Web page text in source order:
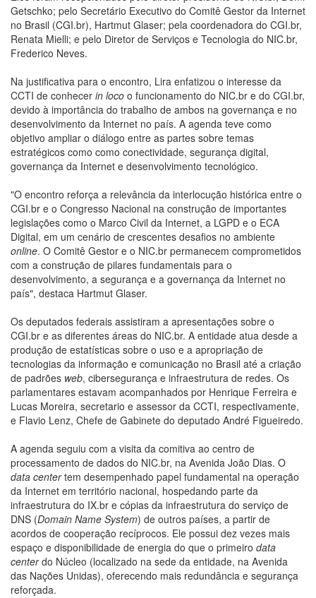
Getschko; pelo Secretário Executivo do Comitê Gestor da Internet
no Brasil (CGI.br), Hartmut Glaser; pela coordenadora do CGI.br,
Renata Mielli; e pelo Diretor de Serviços e Tecnologia do NIC.br,
Frederico Neves.
Na justificativa para o encontro, Lira enfatizou o interesse da
CCTI de conhecer in loco o funcionamento do NIC.br e do CGI.br,
devido à importância do trabalho de ambos na governança e no
desenvolvimento da Internet no país. A agenda teve como
objetivo ampliar o diálogo entre as partes sobre temas
estratégicos como como conectividade, segurança digital,
governança da Internet e desenvolvimento tecnológico.
"O encontro reforça a relevância da interlocução histórica entre o
CGI.br e o Congresso Nacional na construção de importantes
legislações como o Marco Civil da Internet, a LGPD e o ECA
Digital, em um cenário de crescentes desafios no ambiente
online. O Comitê Gestor e o NIC.br permanecem comprometidos
com a construção de pilares fundamentais para o
desenvolvimento, a segurança e a governança da Internet no
país", destaca Hartmut Glaser.
Os deputados federais assistiram a apresentações sobre o
CGI.br e as diferentes áreas do NIC.br. A entidade atua desde a
produção de estatísticas sobre o uso e a apropriação de
tecnologias da informação e comunicação no Brasil até a criação
de padrões web, cibersegurança e infraestrutura de redes. Os
parlamentares estavam acompanhados por Henrique Ferreira e
Lucas Moreira, secretario e assessor da CCTI, respectivamente,
e Flavio Lenz, Chefe de Gabinete do deputado André Figueiredo.
A agenda seguiu com a visita da comitiva ao centro de
processamento de dados do NIC.br, na Avenida João Dias. O
data centertem desempenhado papel fundamental na operação
da Internet em território nacional, hospedando parte da
infraestrutura do IX.br e cópias da infraestrutura do serviço de
DNS (Domain Name System) de outros países, a partir de
acordos de cooperação recíprocos. Ele possui dez vezes mais
espaço e disponibilidade de energia do que o primeiro data
centerdo Núcleo (localizado na sede da entidade, na Avenida
das Nações Unidas), oferecendo mais redundância e segurança
reforçada.